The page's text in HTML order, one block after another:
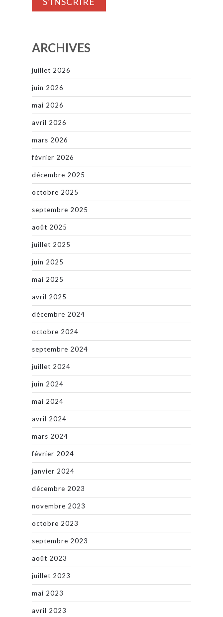
ARCHIVES
juillet 2026
juin 2026
mai 2026
avril 2026
mars 2026
février 2026
décembre 2025
octobre 2025
septembre 2025
août 2025
juillet 2025
juin 2025
mai 2025
avril 2025
décembre 2024
octobre 2024
septembre 2024
juillet 2024
juin 2024
mai 2024
avril 2024
mars 2024
février 2024
janvier 2024
décembre 2023
novembre 2023
octobre 2023
septembre 2023
août 2023
juillet 2023
mai 2023
avril 2023